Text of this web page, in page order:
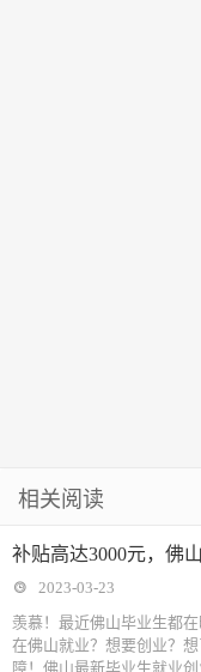
相关阅读
补贴高达3000元，佛
2023-03-23
羡慕！最近佛山毕业生都
在佛山就业？想要创业？
障！佛山最新毕业生就业